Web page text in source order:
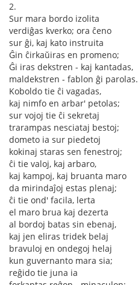
2.
Sur mara bordo izolita
verdiĝas kverko; ora ĉeno
sur ĝi, kaj kato instruita
Ĝin ĉirkaŭiras en promeno;
Ĝi iras dekstren - kaj kantadas,
maldekstren - fablon ĝi parolas.
Koboldo tie ĉi vagadas,
kaj nimfo en arbar' petolas;
sur vojoj tie ĉi sekretaj
trarampas nesciataj bestoj;
dometo ia sur piedetoj
kokinaj staras sen fenestroj;
ĉi tie valoj, kaj arbaro,
kaj kampoj, kaj bruanta maro
da mirindaĵoj estas plenaj;
ĉi tie ond' facila, lerta
el maro brua kaj dezerta
al bordoj batas sin ebenaj,
kaj jen eliras tridek belaj
bravuloj en ondegoj helaj
kun guvernanto mara sia;
reĝido tie juna ia